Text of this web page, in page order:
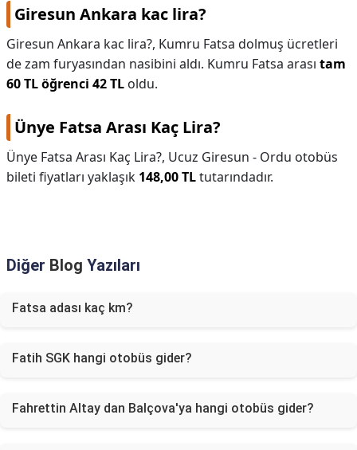
Giresun Ankara kac lira?
Giresun Ankara kac lira?, Kumru Fatsa dolmuş ücretleri
de zam furyasından nasibini aldı. Kumru Fatsa arası tam
60 TL öğrenci 42 TL oldu.
Ünye Fatsa Arası Kaç Lira?
Ünye Fatsa Arası Kaç Lira?, Ucuz Giresun - Ordu otobüs
bileti fiyatları yaklaşık 148,00 TLtutarındadır.
Diğer Blog Yazıları
Fatsa adası kaç km?
Fatih SGK hangi otobüs gider?
Fahrettin Altay dan Balçova'ya hangi otobüs gider?